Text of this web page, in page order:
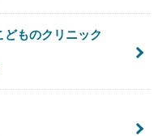
ものクリニック